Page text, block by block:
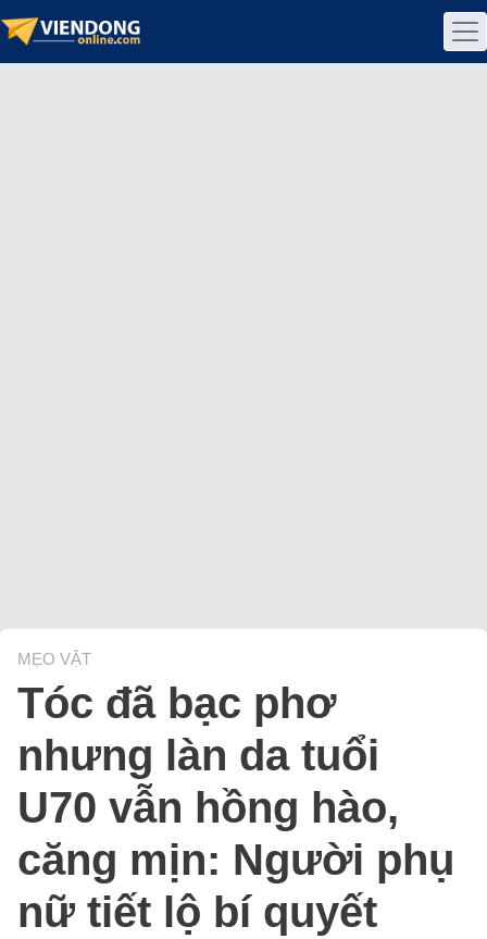
MẸO VẶT
Tóc đã bạc phơ
nhưng làn da tuổi
U70 vẫn hồng hào,
căng mịn: Người phụ
nữ tiết lộ bí quyết